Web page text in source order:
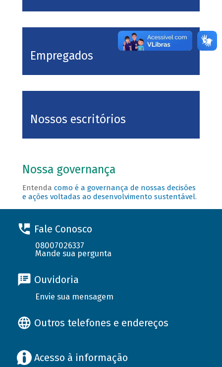
Empregados
Nossos escritórios
Nossa governança
Entenda como é a governança de nossas decisões
e ações voltadas ao desenvolvimento sustentável.
Fale Conosco
08007026337
Mande sua pergunta
Ouvidoria
Envie sua mensagem
Outros telefones e endereços
Acesso à informação